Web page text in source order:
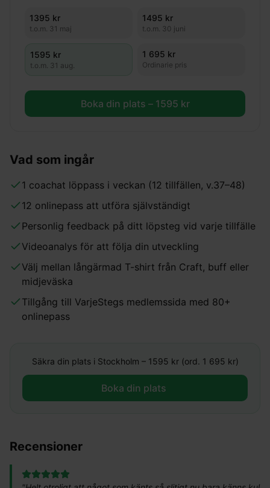
1395 kr
t.o.m. 31 maj
1495 kr
t.o.m. 30 juni
1595 kr
t.o.m. 31 aug.
1 695 kr
Ordinarie pris
Boka din plats – 1595 kr
Vad som ingår
1 coachat löppass i veckan (12 tillfällen, v.37–48)
12 onlinepass att utföra självständigt
Personlig feedback på ditt löpsteg vid varje tillfälle
Videoanalys för att följa din utveckling
Välj mellan långärmad T-shirt från Craft, buff eller
midjeväska
Tillgång till VarjeStegs medlemssida med 80+
onlinepass
Säkra din plats i Stockholm – 1595 kr (ord. 1 695 kr)
Boka din plats ​
Recensioner